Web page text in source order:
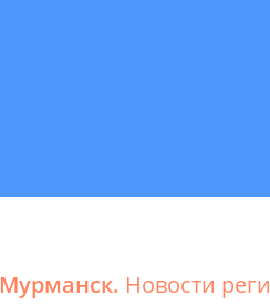
Мурманск. Новости